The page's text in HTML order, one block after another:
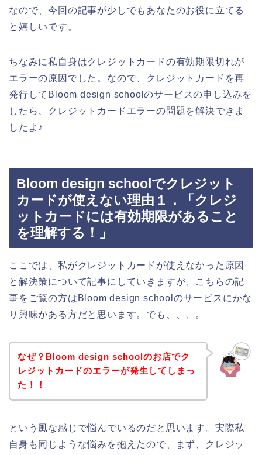
なので、今回の記事が少しでもあなたのお役に立てる
と嬉しいです。
ちなみに私自身はクレジットカードの有効期限切れが
エラーの原因でした。なので、クレジットカードを再
発行してBloom design schoolのサービスの申し込みを
したら、クレジットカードエラーの問題を解決できま
したよ♪
Bloom design schoolでクレジット
カードが使えない理由１．「クレジ
ットカードには有効期限があること
を理解する！」
ここでは、私がクレジットカードが使えなかった原因
と解決策について記事にしていきますが、こちらの記
事をご覧の方はBloom design schoolのサービスにかな
り興味がある方だと思います。でも、、、。
なぜ？Bloom design schoolのお店でク
レジットカードのエラーが発生してしまっ
た！！
という風な感じで悩んでいるのだと思います。実際私
自身も同じような悩みを抱えたので、まず、クレジッ